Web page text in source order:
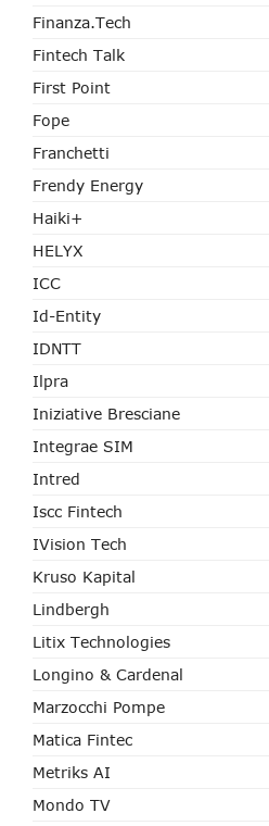
Finanza.tech
Fintech Talk
First Point
Fope
Franchetti
Frendy Energy
Haiki+
HELYX
ICC
Id-Entity
IDNTT
Ilpra
Iniziative Bresciane
Integrae SIM
Intred
Iscc Fintech
IVision Tech
Kruso Kapital
Lindbergh
Litix Technologies
Longino & Cardenal
Marzocchi Pompe
Matica Fintec
Metriks AI
Mondo TV